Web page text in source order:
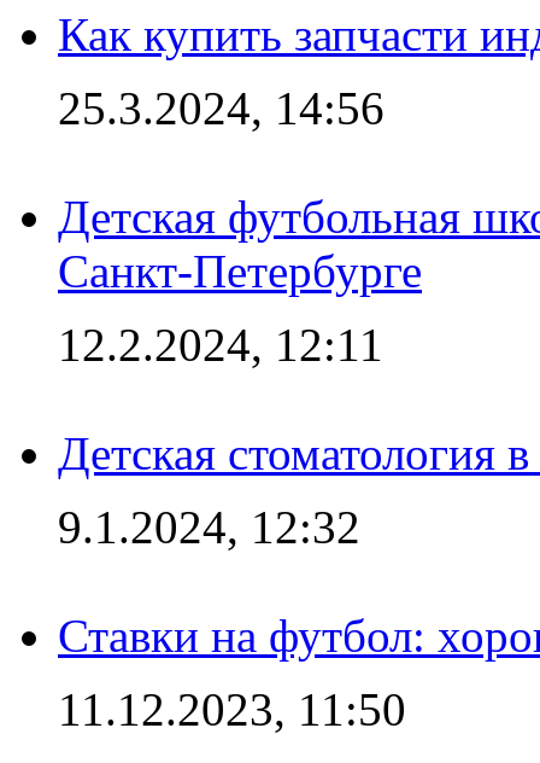
Как купить запчасти
25.3.2024, 14:56
Детская футбольная
Санкт-Петербурге
12.2.2024, 12:11
Детская стоматология
9.1.2024, 12:32
Ставки на футбол:
11.12.2023, 11:50